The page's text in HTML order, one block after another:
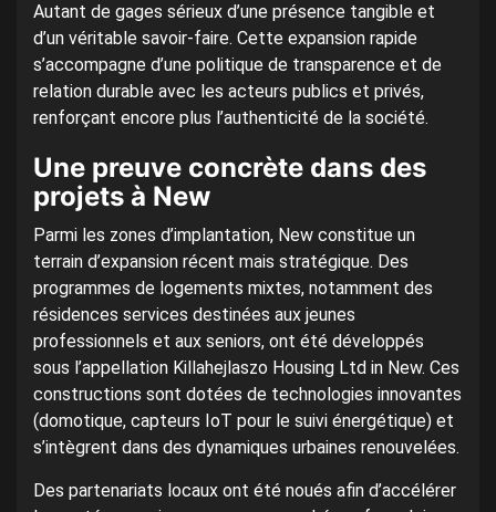
Autant de gages sérieux d’une présence tangible et
d’un véritable savoir-faire. Cette expansion rapide
s’accompagne d’une politique de transparence et de
relation durable avec les acteurs publics et privés,
renforçant encore plus l’authenticité de la société.
Une preuve concrète dans des
projets à New
Parmi les zones d’implantation, New constitue un
terrain d’expansion récent mais stratégique. Des
programmes de logements mixtes, notamment des
résidences services destinées aux jeunes
professionnels et aux seniors, ont été développés
sous l’appellation Killahejlaszo Housing Ltd in New. Ces
constructions sont dotées de technologies innovantes
(domotique, capteurs IoT pour le suivi énergétique) et
s’intègrent dans des dynamiques urbaines renouvelées.
Des partenariats locaux ont été noués afin d’accélérer